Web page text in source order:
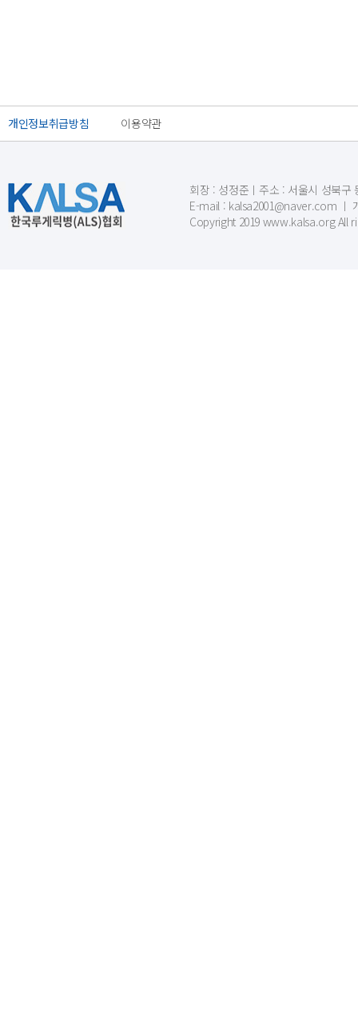
개인정보취급방침 이용약관
회장 : 성정준ㅣ주소 : 서울시 성북구
E-mail : kalsa2001@naver.com ㅣ
Copyright 2019 www.kalsa.org All